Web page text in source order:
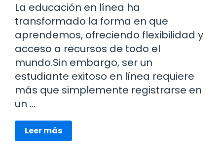
La educación en línea ha
transformado la forma en que
aprendemos, ofreciendo flexibilidad y
acceso a recursos de todo el
mundo.Sin embargo, ser un
estudiante exitoso en línea requiere
más que simplemente registrarse en
un …
Leer más